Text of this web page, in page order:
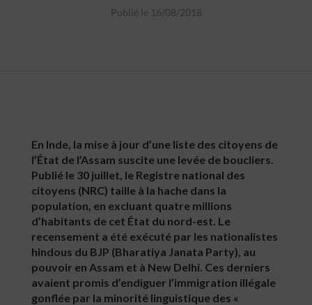
Publié le 16/08/2018
En Inde, la mise à jour d’une liste des citoyens de
l’État de l’Assam suscite une levée de boucliers.
Publié le 30 juillet, le Registre national des
citoyens (NRC) taille à la hache dans la
population, en excluant quatre millions
d’habitants de cet État du nord-est. Le
recensement a été exécuté par les nationalistes
hindous du BJP (Bharatiya Janata Party), au
pouvoir en Assam et à New Delhi. Ces derniers
avaient promis d’endiguer l’immigration illégale
gonflée par la minorité linguistique des «